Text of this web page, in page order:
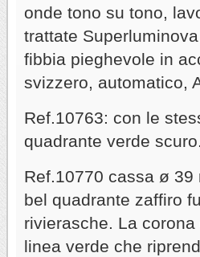
onde tono su tono,
trattate
fibbia pieghevole in
svizzero, automatico,
Ref.10763: con le
quadrante verde scuro.
Ref.10770 cassa ø
bel quadrante zaffiro
rivierasche. La
linea verde che